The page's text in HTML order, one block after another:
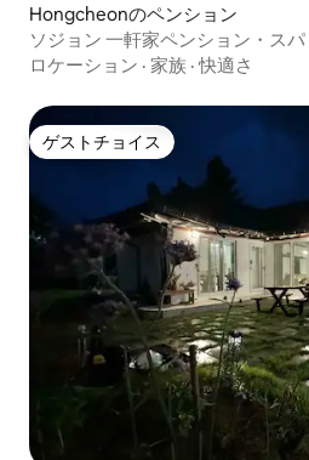
Hongcheonのペンション
ソジョン 一軒家ペンション・ス
パーク・オーシャンワールド（9
ロケーション · 家族 ·快適さ
ゲストチョイス
ゲストチョイス